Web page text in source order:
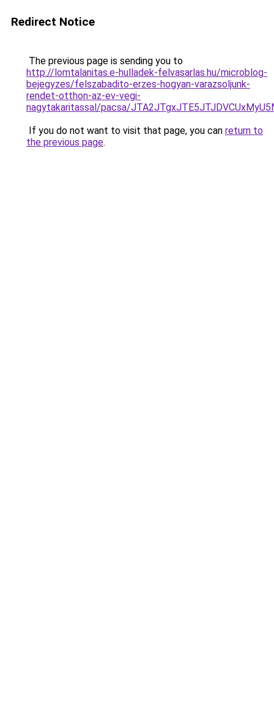
Redirect Notice
The previous page is sending you to
http://lomtalanitas.e-hulladek-felvasarlas.hu/microblog-
bejegyzes/felszabadito-erzes-hogyan-varazsoljunk-
rendet-otthon-az-ev-vegi-
nagytakaritassal/pacsa/
If you do not want to visit that page, you can return to
the previous page.